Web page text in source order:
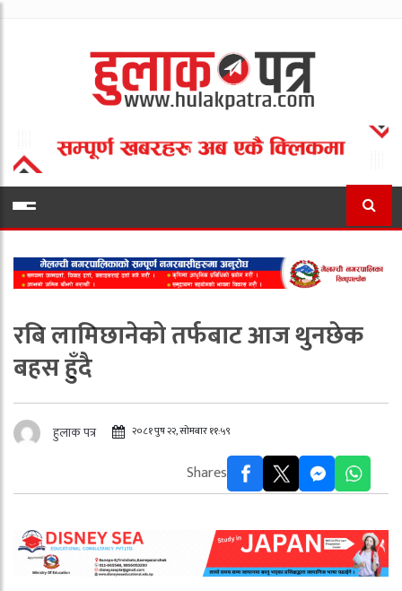
रबि लामिछानेको तर्फबाट आज थुनछेक
बहस हुँदै
हुलाक पत्र २०८१ पुष २२, सोमबार ११:५९
Shares